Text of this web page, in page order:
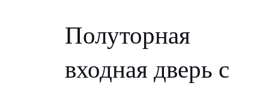
Полуторная
входная дверь с